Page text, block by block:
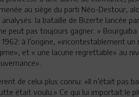
au siège du parti Néo-Destour,
la bataille de Bizerte lancée
peut pas toujours gagner. »
à l’origine, «incontestablement
et « une lacune regrettable» au
de celui plus connu: «Il n’était pas
était voulu.» Ce qui lui importait le